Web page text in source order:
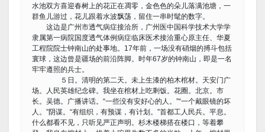
水池双方喜迎春树上的花正在凋零，金色色的朵儿落满池塘，一
群鱼儿游过，花儿跟着水波飘荡，留住一串时髦的数字。
这边是广州市透气病症接洽所，广州医中国科学技术大学学
隶属第一病院国度透气体例病症临床医术接洽重心原主任、华夏
工程院院士钟南山的处事地。17年前，一场没有硝烟的搏斗包括
寰球，这边曾是疆场的前沿阵脚。时年67岁的钟南山，即是一名
牢牢遵照的兵士。
５日。清明的第二天。未上生漆的柏木棺材。天安门广
场。人民英雄纪念碑。我坐在棺材上吃剩饭。花圈。北京。市
长。吴德。广播讲话。“一些没有安好心的人。”“一个戴眼镜的坏
人。”阴谋。“有组织，有预谋，有计划。”首都工人民兵。平息。
什么都看不见，只听见严正声明。杉木楼梯搭在楼口，等着攀